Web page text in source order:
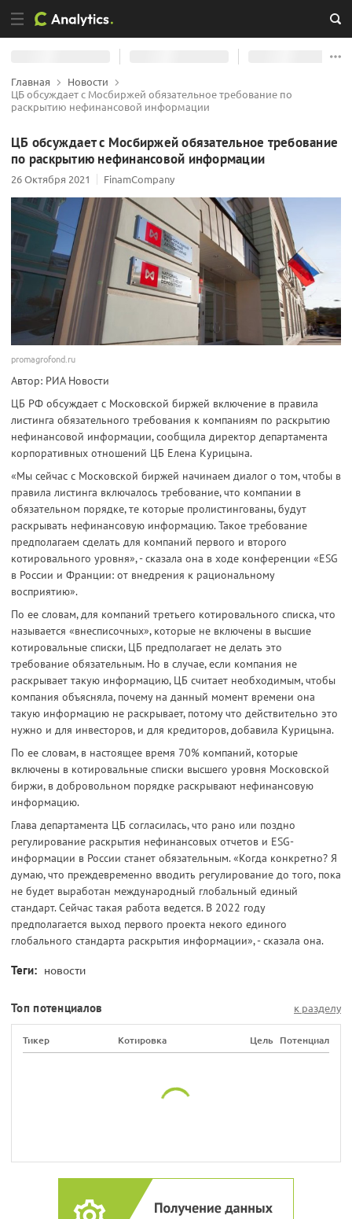
Главная
Новости
ЦБ обсуждает с Мосбиржей обязательное требование по
раскрытию нефинансовой информации
ЦБ обсуждает с Мосбиржей обязательное требование
по раскрытию нефинансовой информации
26 Октября 2021 FinamCompany
promagrofond.ru
Автор: РИА Новости
ЦБ РФ обсуждает с Московской биржей включение в правила
листинга обязательного требования к компаниям по раскрытию
нефинансовой информации, сообщила директор департамента
корпоративных отношений ЦБ Елена Курицына.
«Мы сейчас с Московской биржей начинаем диалог о том, чтобы в
правила листинга включалось требование, что компании в
обязательном порядке, те которые пролистингованы, будут
раскрывать нефинансовую информацию. Такое требование
предполагаем сделать для компаний первого и второго
котировального уровня», - сказала она в ходе конференции «ESG
в России и Франции: от внедрения к рациональному
восприятию».
По ее словам, для компаний третьего котировального списка, что
называется «внесписочных», которые не включены в высшие
котировальные списки, ЦБ предполагает не делать это
требование обязательным. Но в случае, если компания не
раскрывает такую информацию, ЦБ считает необходимым, чтобы
компания объясняла, почему на данный момент времени она
такую информацию не раскрывает, потому что действительно это
нужно и для инвесторов, и для кредиторов, добавила Курицына.
По ее словам, в настоящее время 70% компаний, которые
включены в котировальные списки высшего уровня Московской
биржи, в добровольном порядке раскрывают нефинансовую
информацию.
Глава департамента ЦБ согласилась, что рано или поздно
регулирование раскрытия нефинансовых отчетов и ESG-
информации в России станет обязательным. «Когда конкретно? Я
думаю, что преждевременно вводить регулирование до того, пока
не будет выработан международный глобальный единый
стандарт. Сейчас такая работа ведется. В 2022 году
предполагается выход первого проекта некого единого
глобального стандарта раскрытия информации», - сказала она.
Теги: новости
Топ потенциалов к разделу
Тикер Котировка Цель Потенциал